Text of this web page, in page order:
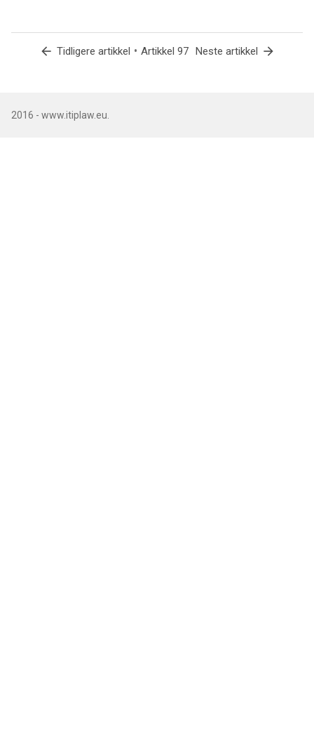
arrow_back Tidligere artikkel • Artikkel 97 Neste artikkel arrow_forward
2016 - www.itiplaw.eu.